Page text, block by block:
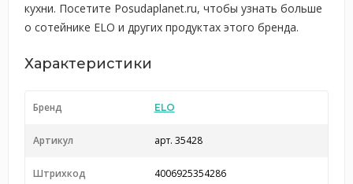
кухни. Посетите Posudaplanet.ru, чтобы узнать больше
о сотейнике ELO и других продуктах этого бренда.
Характеристики
Бренд ELO
Артикул арт. 35428
Штрихкод 4006925354286